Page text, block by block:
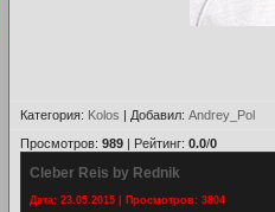
Категория: Kolos | Добавил: Andrey_Pol
Просмотров: 989 | Рейтинг: 0.0/0
Cleber Reis by Rednik
Дата: 23.05.2015 | Просмотров: 3804